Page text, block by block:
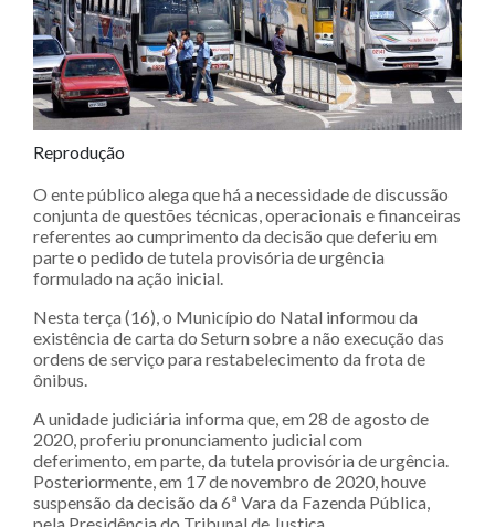
Reprodução
O ente público alega que há a necessidade de discussão
conjunta de questões técnicas, operacionais e financeiras
referentes ao cumprimento da decisão que deferiu em
parte o pedido de tutela provisória de urgência
formulado na ação inicial.
Nesta terça (16), o Município do Natal informou da
existência de carta do Seturn sobre a não execução das
ordens de serviço para restabelecimento da frota de
ônibus.
A unidade judiciária informa que, em 28 de agosto de
2020, proferiu pronunciamento judicial com
deferimento, em parte, da tutela provisória de urgência.
Posteriormente, em 17 de novembro de 2020, houve
suspensão da decisão da 6ª Vara da Fazenda Pública,
pela Presidência do Tribunal de Justiça.